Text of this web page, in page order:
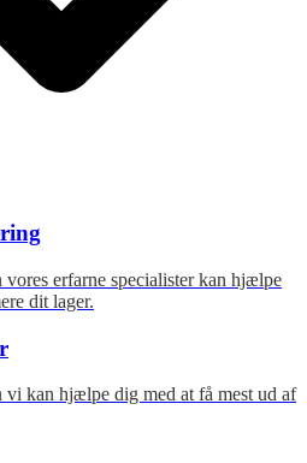
erfarne specialister kan hjælpe
dit lager.
kan hjælpe dig med at få mest ud af